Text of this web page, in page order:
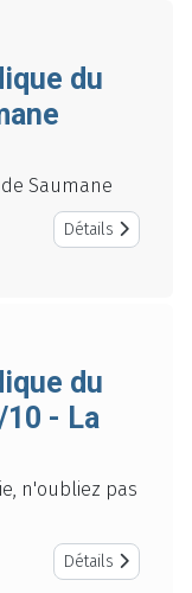
du
Saumane
Détails
du
- La
n'oubliez pas
Détails